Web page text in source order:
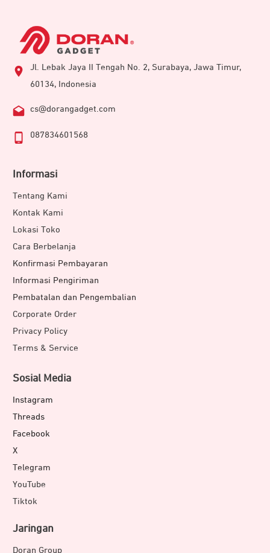
Jl. Lebak Jaya II Tengah No. 2, Surabaya, Jawa Timur,
60134, Indonesia
cs@dorangadget.com
087834601568
Informasi
Tentang Kami
Kontak Kami
Lokasi Toko
Cara Berbelanja
Konfirmasi Pembayaran
Informasi Pengiriman
Pembatalan dan Pengembalian
Corporate Order
Privacy Policy
Terms & Service
Sosial Media
Instagram
Threads
Facebook
X
Telegram
YouTube
Tiktok
Jaringan
Doran Group